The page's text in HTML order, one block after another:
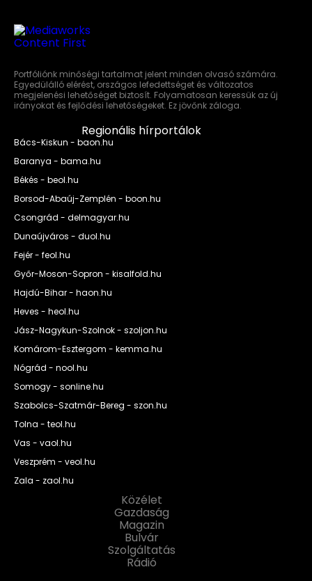
Portfóliónk minőségi tartalmat jelent minden olvasó számára.
Egyedülálló elérést, országos lefedettséget és változatos
megjelenési lehetőséget biztosít. Folyamatosan keressük az új
irányokat és fejlődési lehetőségeket. Ez jövőnk záloga.
Regionális hírportálok
Bács-Kiskun - baon.hu
Baranya - bama.hu
Békés - beol.hu
Borsod-Abaúj-Zemplén - boon.hu
Csongrád - delmagyar.hu
Dunaújváros - duol.hu
Fejér - feol.hu
Győr-Moson-Sopron - kisalfold.hu
Hajdú-Bihar - haon.hu
Heves - heol.hu
Jász-Nagykun-Szolnok - szoljon.hu
Komárom-Esztergom - kemma.hu
Nógrád - nool.hu
Somogy - sonline.hu
Szabolcs-Szatmár-Bereg - szon.hu
Tolna - teol.hu
Vas - vaol.hu
Veszprém - veol.hu
Zala - zaol.hu
Közélet
Gazdaság
Magazin
Bulvár
Szolgáltatás
Rádió